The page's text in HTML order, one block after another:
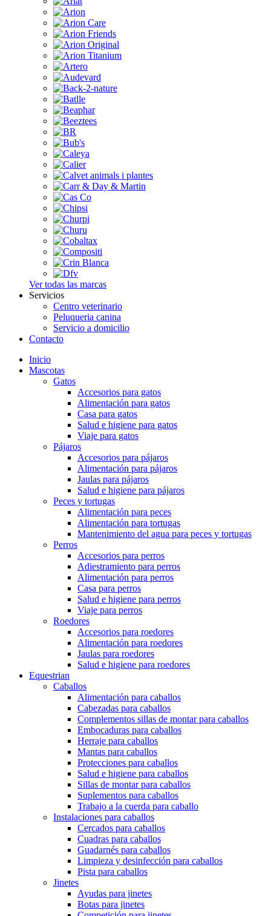
Ver todas las marcas
Servicios
Centro veterinario
Peluqueria canina
Servicio a domicilio
Contacto
Inicio
Mascotas
Gatos
Accesorios para gatos
Alimentación para gatos
Casa para gatos
Salud e higiene para gatos
Viaje para gatos
Pájaros
Accesorios para pájaros
Alimentación para pájaros
Jaulas para pájaros
Salud e higiene para pájaros
Peces y tortugas
Alimentación para peces
Alimentación para tortugas
Mantenimiento del agua para peces y tortugas
Perros
Accesorios para perros
Adiestramiento para perros
Alimentación para perros
Casa para perros
Salud e higiene para perros
Viaje para perros
Roedores
Accesorios para roedores
Alimentación para roedores
Jaulas para roedores
Salud e higiene para roedores
Equestrian
Caballos
Alimentación para caballos
Cabezadas para caballos
Complementos sillas de montar para caballos
Embocaduras para caballos
Herraje para caballos
Mantas para caballos
Protecciones para caballos
Salud e higiene para caballos
Sillas de montar para caballos
Suplementos para caballos
Trabajo a la cuerda para caballo
Instalaciones para caballos
Cercados para caballos
Cuadras para caballos
Guadarnés para caballos
Limpieza y desinfección para caballos
Pista para caballos
Jinetes
Ayudas para jinetes
Botas para jinetes